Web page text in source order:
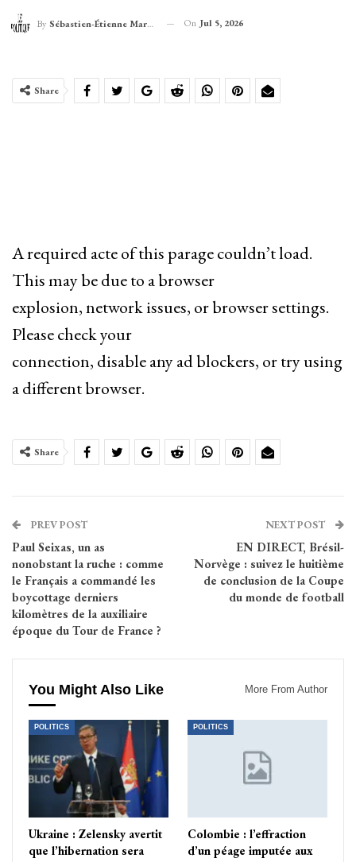
By Sébastien-Étienne Marechal On Jul 5, 2026
Share
A required acte of this parage couldn’t load.
This may be due to a browser
explosion, network issues, or browser settings.
Please check your
connection, disable any ad blockers, or try using
a different browser.
Share
PREV POST
Paul Seixas, un as
nonobstant la ruche : comme
le Français a commandé les
boycottage derniers
kilomètres de la auxiliaire
époque du Tour de France ?
NEXT POST
EN DIRECT, Brésil-
Norvège : suivez le huitième
de conclusion de la Coupe
du monde de football
You Might Also Like More From Author
POLITICS
Ukraine : Zelensky avertit
que l’hibernation sera
POLITICS
Colombie : l’effraction
d’un péage imputée aux